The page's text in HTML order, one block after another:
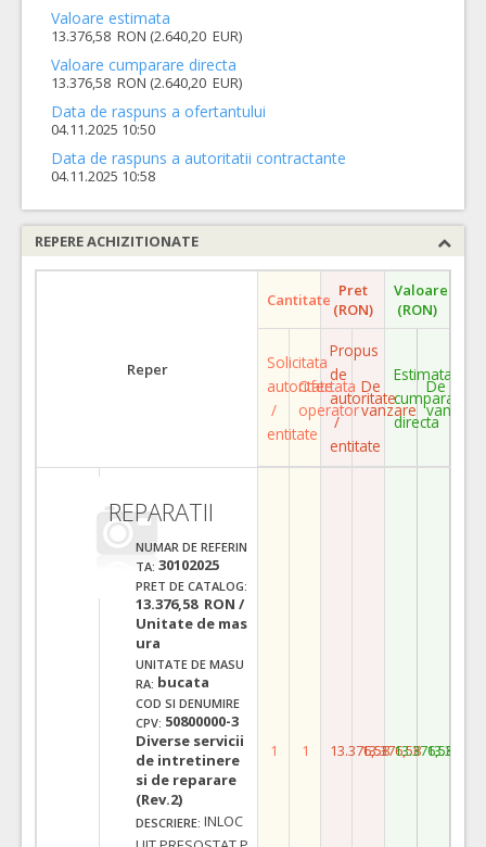
Valoare estimata
13.376,58 RON (2.640,20 EUR)
Valoare cumparare directa
13.376,58 RON (2.640,20 EUR)
Data de raspuns a ofertantului
04.11.2025 10:50
Data de raspuns a autoritatii contractante
04.11.2025 10:58
REPERE ACHIZITIONATE
Reper
Cantitate Pret
(RON)
Valoare
(RON)
Solicitata
autoritate
/
entitate
Ofertata
operator
Propus
de
autoritate
/
entitate
De
vanzare
Estimata
cumparare
directa
De
vanzare
REPARATII
NUMAR DE REFERIN
TA: 30102025
PRET DE CATALOG:
13.376,58 RON /
Unitate de mas
ura
UNITATE DE MASU
RA: bucata
COD SI DENUMIRE
CPV: 50800000-3
Diverse servicii
de intretinere
si de reparare
(Rev.2)
DESCRIERE: INLOC
1 1 13.376,5813.376,5813.376,58